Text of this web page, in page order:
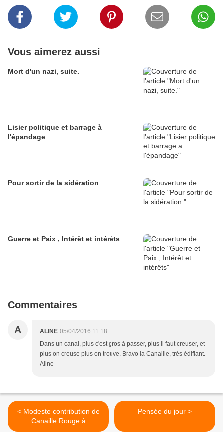
Vous aimerez aussi
Mort d'un nazi, suite.
Lisier politique et barrage à
l'épandage
Pour sortir de la sidération
Guerre et Paix , Intérêt et intérêts
Commentaires
A ALINE 05/04/2016 11:18
Dans un canal, plus c'est gros à passer, plus il faut creuser, et
plus on creuse plus on trouve. Bravo la Canaille, très édifiant.
Aline
< Modeste contribution de
Canaille Rouge à
l'assainissement des
Pensée du jour >